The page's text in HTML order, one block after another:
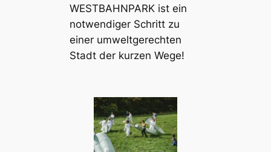
WESTBAHNPARK ist ein
notwendiger Schritt zu
einer umweltgerechten
Stadt der kurzen Wege!